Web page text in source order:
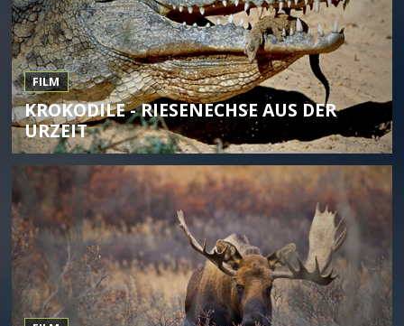
FILM
KROKODILE - RIESENECHSE AUS DER
URZEIT